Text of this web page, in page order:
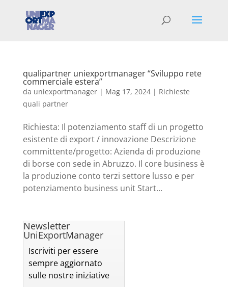
qualipartner uniexportmanager “Sviluppo rete
commerciale estera”
da uniexportmanager| Mag 17, 2024| Richieste
quali partner
Richiesta: Il potenziamento staff di un progetto
esistente di export / innovazione Descrizione
committente/progetto: Azienda di produzione
di borse con sede in Abruzzo. Il core business è
la produzione conto terzi settore lusso e per
potenziamento business unit Start...
Newsletter
UniExportManager
Iscriviti per essere
sempre aggiornato
sulle nostre iniziative